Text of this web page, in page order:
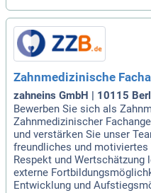
Zahnmedizinische
zahneins GmbH | 10115
Bewerben Sie sich als
Zahnmedizinischer
und verstärken Sie unser
freundliches und motiviertes
Respekt und Wertschätzung
externe
Entwicklung und